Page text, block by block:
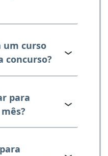
um curso
concurso?
para